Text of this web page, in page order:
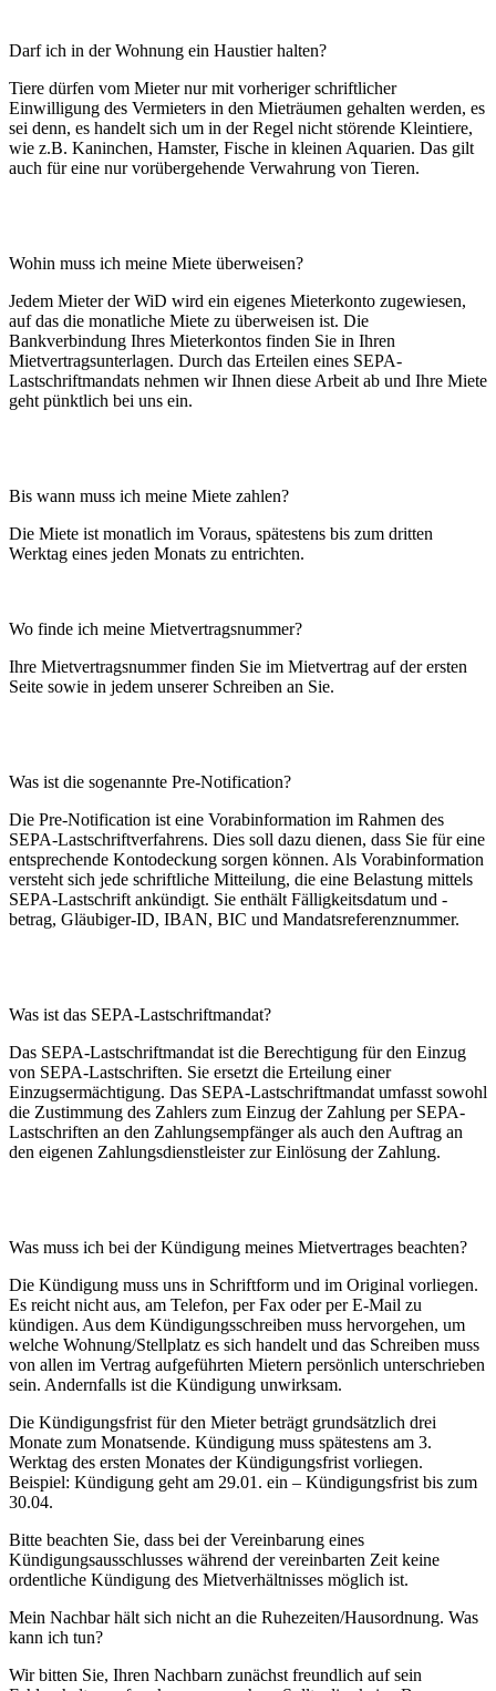
Darf ich in der Wohnung ein Haustier halten?
Tiere dürfen vom Mieter nur mit vorheriger schriftlicher
Einwilligung des Vermieters in den Mieträumen gehalten werden, es
sei denn, es handelt sich um in der Regel nicht störende Kleintiere,
wie z.B. Kaninchen, Hamster, Fische in kleinen Aquarien. Das gilt
auch für eine nur vorübergehende Verwahrung von Tieren.
Wohin muss ich meine Miete überweisen?
Jedem Mieter der WiD wird ein eigenes Mieterkonto zugewiesen,
auf das die monatliche Miete zu überweisen ist. Die
Bankverbindung Ihres Mieterkontos finden Sie in Ihren
Mietvertragsunterlagen. Durch das Erteilen eines SEPA-
Lastschriftmandats nehmen wir Ihnen diese Arbeit ab und Ihre Miete
geht pünktlich bei uns ein.
Bis wann muss ich meine Miete zahlen?
Die Miete ist monatlich im Voraus, spätestens bis zum dritten
Werktag eines jeden Monats zu entrichten.
Wo finde ich meine Mietvertragsnummer?
Ihre Mietvertragsnummer finden Sie im Mietvertrag auf der ersten
Seite sowie in jedem unserer Schreiben an Sie.
Was ist die sogenannte Pre-Notification?
Die Pre-Notification ist eine Vorabinformation im Rahmen des
SEPA-Lastschriftverfahrens. Dies soll dazu dienen, dass Sie für eine
entsprechende Kontodeckung sorgen können. Als Vorabinformation
versteht sich jede schriftliche Mitteilung, die eine Belastung mittels
SEPA-Lastschrift ankündigt. Sie enthält Fälligkeitsdatum und -
betrag, Gläubiger-ID, IBAN, BIC und Mandatsreferenznummer.
Was ist das SEPA-Lastschriftmandat?
Das SEPA-Lastschriftmandat ist die Berechtigung für den Einzug
von SEPA-Lastschriften. Sie ersetzt die Erteilung einer
Einzugsermächtigung. Das SEPA-Lastschriftmandat umfasst sowohl
die Zustimmung des Zahlers zum Einzug der Zahlung per SEPA-
Lastschriften an den Zahlungsempfänger als auch den Auftrag an
den eigenen Zahlungsdienstleister zur Einlösung der Zahlung.
Was muss ich bei der Kündigung meines Mietvertrages beachten?
Die Kündigung muss uns in Schriftform und im Original vorliegen.
Es reicht nicht aus, am Telefon, per Fax oder per E-Mail zu
kündigen. Aus dem Kündigungsschreiben muss hervorgehen, um
welche Wohnung/Stellplatz es sich handelt und das Schreiben muss
von allen im Vertrag aufgeführten Mietern persönlich unterschrieben
sein. Andernfalls ist die Kündigung unwirksam.
Die Kündigungsfrist für den Mieter beträgt grundsätzlich drei
Monate zum Monatsende. Kündigung muss spätestens am 3.
Werktag des ersten Monates der Kündigungsfrist vorliegen.
Beispiel: Kündigung geht am 29.01. ein – Kündigungsfrist bis zum
30.04.
Bitte beachten Sie, dass bei der Vereinbarung eines
Kündigungsausschlusses während der vereinbarten Zeit keine
ordentliche Kündigung des Mietverhältnisses möglich ist.
Mein Nachbar hält sich nicht an die Ruhezeiten/Hausordnung. Was
kann ich tun?
Wir bitten Sie, Ihren Nachbarn zunächst freundlich auf sein